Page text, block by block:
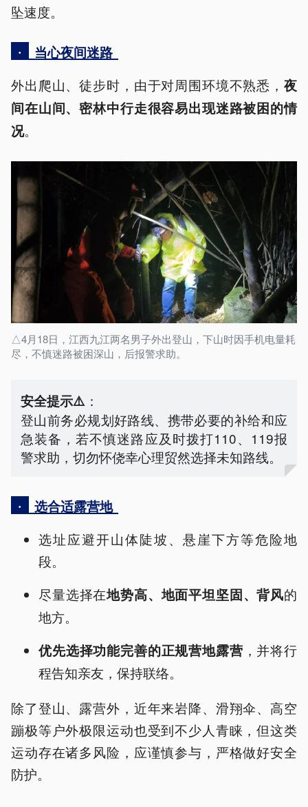
坠速度。
·
当心夜间迷路
外出爬山、徒步时，由于对周围环境不熟悉， 夜
间在山间、密林中行走很容易出现迷路被困的情
况。
△4月18日，江西九江两名男子外出登山，下山时因手机电量耗
尽，不慎迷路被困深山，后报警求助。
安全提示⚠️ ：
登山前务必规划好路线、携带必要的补给和应
急装备，若不慎迷路应及时拨打110、119报
警求助，切勿怀侥幸心理贸然选择未知路线。
·
选合适露营地
选址应避开山体陡坡、悬崖下方等危险地
段。
尽量选择在地势高、地面平坦坚固、背风的
地方。
优先选择功能完善的正规营地露营 ，并将行
程告知亲友，保持联络。
除了登山、露营外，近年来岩降、滑翔伞、高空
蹦极等户外极限运动也受到不少人青睐，但这类
运动存在诸多风险，应谨慎参与，严格做好安全
防护。